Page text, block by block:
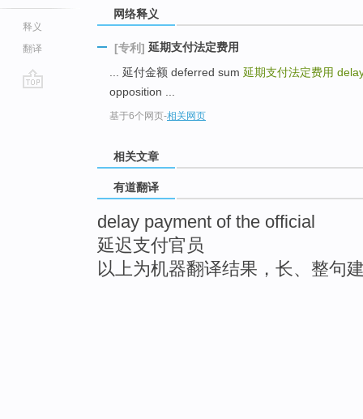
释义
翻译
网络释义
[专利] 延期支付法定费用
... 延付金额 deferred sum 延期支付法定费用
opposition ...
基于6个网页-相关网页
相关文章
有道翻译
delay payment of the official
延迟支付官员
以上为机器翻译结果，长、整句